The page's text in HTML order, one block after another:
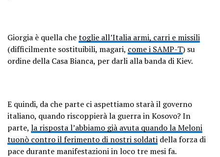
Giorgia è quella chetoglie all’Italia armi, carri e missili
(difficilmente sostituibili, magari, come i SAMP-T) su
ordine della Casa Bianca, per darli alla banda di Kiev.
E quindi, da che parte ci aspettiamo starà il governo
italiano, quando riscoppierà la guerra in Kosovo? In
parte, la risposta l’abbiamo già avuta quando la Meloni
tuonò contro il ferimento di nostri soldati della forza di
pace durante manifestazioni in loco tre mesi fa.